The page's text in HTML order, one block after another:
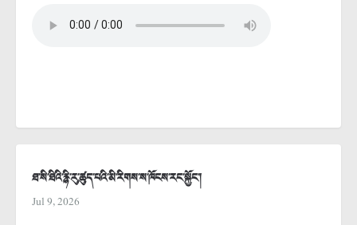
ཐ་སི་ཐིའི་རྙི་རུ་ཚུད་པའི་མི་རིགས་ས་ཁོངས་རང་སྐྱོང་།
Jul 9, 2026